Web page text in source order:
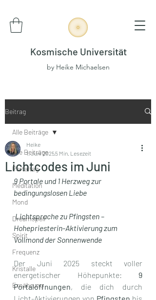
Kosmische Universität
by Heike Michaelsen
Beitrag
Alle Beiträge
Portaltag
Meditation
Mond
Dreamspell
Spirit
Frequenz
Kristalle
Ernährung
Alle Beiträge
Lichtcodes im Juni
Heike
1. Juni 20255 Min. Lesezeit
9 Portale und 1 Herzweg zur
bedingungslosen Liebe
Lichtsprache zu Pfingsten –
Hohepriesterin-Aktivierung zum
Vollmond der Sonnenwende
Der Juni 2025 steckt voller
energetischer Höhepunkte: 9
Portalöffnungen, die dich durch